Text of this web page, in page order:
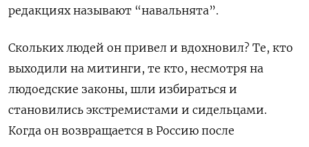
редакциях называют “навальнята”.
Скольких людей он привел и вдохновил? Те, кто
выходили на митинги, те кто, несмотря на
людоедские законы, шли избираться и
становились экстремистами и сидельцами.
Когда он возвращается в Россию после